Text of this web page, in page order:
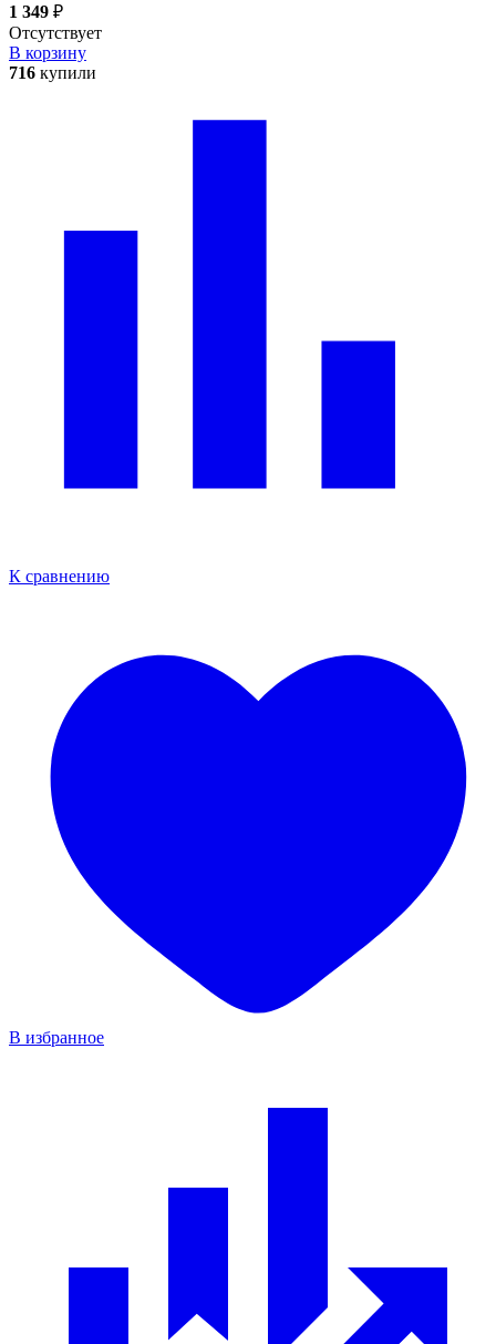
1 349 ₽
Отсутствует
В корзину
716 купили
К сравнению
В избранное